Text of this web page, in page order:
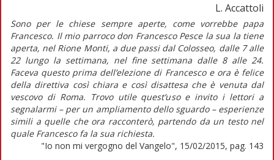
L. Accattoli
Sono per le chiese sempre aperte, come vorrebbe papa
Francesco. Il mio parroco don Francesco Pesce la sua la tiene
aperta, nel Rione Monti, a due passi dal Colosseo, dalle 7 alle
22 lungo la settimana, nel fine settimana dalle 8 alle 24.
Faceva questo prima dell’elezione di Francesco e ora è felice
della direttiva così chiara e così disattesa che è venuta dal
vescovo di Roma. Trovo utile quest’uso e invito i lettori a
segnalarmi – per un ampliamento dello sguardo – esperienze
simili a quelle che ora racconterò, partendo da un testo nel
quale Francesco fa la sua richiesta.
"Io non mi vergogno del Vangelo", 15/02/2015, pag. 143